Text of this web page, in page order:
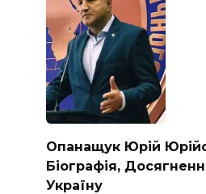
Опанащук Юрій
Біографія,
Україну